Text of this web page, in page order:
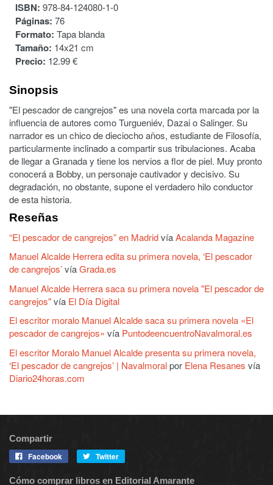
ISBN: 978-84-124080-1-0
Páginas: 76
Formato: Tapa blanda
Tamaño: 14x21 cm
Precio: 12.99 €
Sinopsis
"El pescador de cangrejos" es una novela corta marcada por la
influencia de autores como Turgueniév, Dazai o Salinger. Su
narrador es un chico de dieciocho años, estudiante de Filosofía,
particularmente inclinado a compartir sus tribulaciones. Acaba
de llegar a Granada y tiene los nervios a flor de piel. Muy pronto
conocerá a Bobby, un personaje cautivador y decisivo. Su
degradación, no obstante, supone el verdadero hilo conductor
de esta historia.
Reseñas
“El pescador de cangrejos” en MadridvíaAcalanda Magazine
Manuel Alcalde Herrera edita su primera novela, ‘El pescador
de cangrejos’víaGrada.es
Manuel Alcalde Herrera saca su primera novela "El pescador de
cangrejos"vía El Día Digital
El escritor moralo Manuel Alcalde saca su primera novela «El
pescador de cangrejos» vía PuntodeencuentroNavalmoral.es
El escritor Moralo Manuel Alcalde presenta su primera novela,
‘El pescador de cangrejos’ | Navalmoralpor Elena Resanes vía
Diario24horas.com
Compartir
Facebook Twitter
Cómo comprar libros en Editorial Amarante